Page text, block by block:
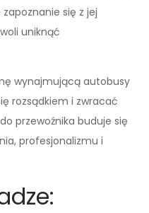
się z jej
uniknąć
wynajmującą autobusy
rozsądkiem i zwracać
przewoźnika buduje się
profesjonalizmu i